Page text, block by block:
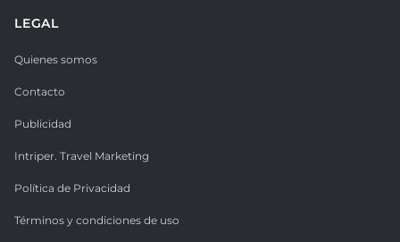
LEGAL
Quienes somos
Contacto
Publicidad
Intriper. Travel Marketing
Política de Privacidad
Términos y condiciones de uso